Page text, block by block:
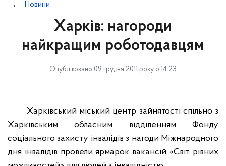
Новини
Харків: нагороди
найкращим роботодавцям
Опубліковано 09 грудня 2011 року о 14:23
Харківський міський центр зайнятості спільно з
Харківським обласним відділенням Фонду
соціального захисту інвалідів з нагоди Міжнародного
дня інвалідів провели ярмарок вакансій «Світ рівних